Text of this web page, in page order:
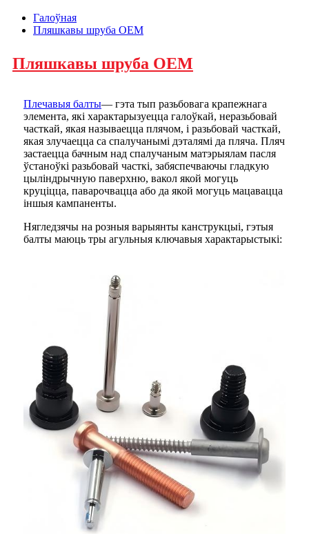
Галоўная
Пляшкавы шруба OEM
Пляшкавы шруба OEM
Плечавыя балты— гэта тып разьбовага крапежнага
элемента, які характарызуецца галоўкай, неразьбовай
часткай, якая называецца плячом, і разьбовай часткай,
якая злучаецца са спалучанымі дэталямі да пляча. Пляч
застаецца бачным над спалучаным матэрыялам пасля
ўстаноўкі разьбовай часткі, забяспечваючы гладкую
цыліндрычную паверхню, вакол якой могуць
круціцца, паварочвацца або да якой могуць мацавацца
іншыя кампаненты.
Нягледзячы на ​​розныя варыянты канструкцыі, гэтыя
балты маюць тры агульныя ключавыя характарыстыкі: